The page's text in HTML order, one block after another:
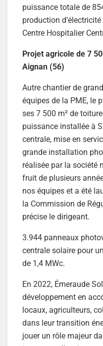
puissance totale de
production
Centre Hospitalier
Projet agricole de 7
Aignan (56)
Autre chantier de
équipes de la PME, le
ses 7 500 m² de
puissance installée à
centrale, mise en
grande installation
réalisée par la société
fruit de plusieurs
nos équipes et a été
la Commission de
précise le dirigeant.
3.944 panneaux
centrale solaire pour
de 1,4 MWc.
En 2022, Émeraude
développement en
locaux, agriculteurs,
dans leur transition
jouer un rôle majeur